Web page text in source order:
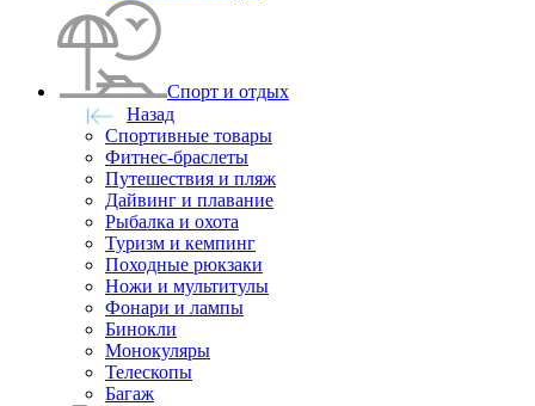
Спорт и отдых
Назад
Спортивные товары
Фитнес-браслеты
Путешествия и пляж
Дайвинг и плавание
Рыбалка и охота
Туризм и кемпинг
Походные рюкзаки
Ножи и мультитулы
Фонари и лампы
Бинокли
Монокуляры
Телескопы
Багаж